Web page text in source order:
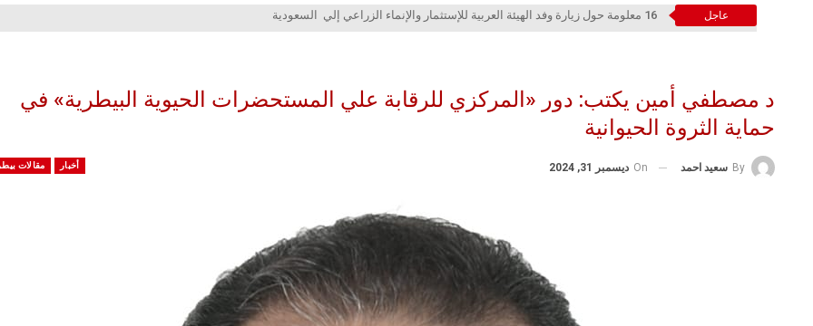
عاجل 16 معلومة حول زيارة وفد الهيئة العربية للإستثمار والإنماء الزراعي إلي السعودية
د مصطفي أمين يكتب: دور «المركزي للرقابة علي المستحضرات الحيوية البيطرية» في
حماية الثروة الحيوانية
أخبار مقالات By سعيد احمد On ديسمبر 31, 2024